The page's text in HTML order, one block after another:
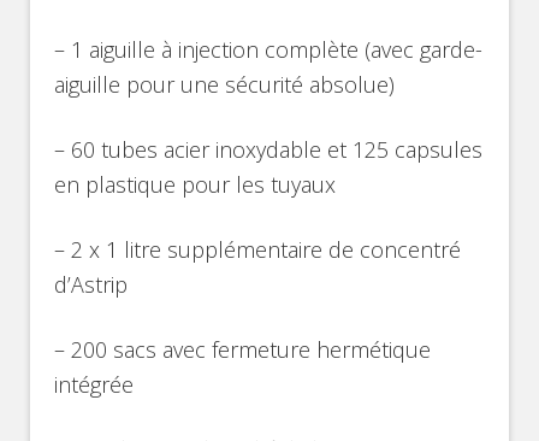
– 1 aiguille à injection complète (avec garde-
aiguille pour une sécurité absolue)
– 60 tubes acier inoxydable et 125 capsules
en plastique pour les tuyaux
– 2 x 1 litre supplémentaire de concentré
d’Astrip
– 200 sacs avec fermeture hermétique
intégrée